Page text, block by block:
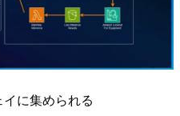
に集められる